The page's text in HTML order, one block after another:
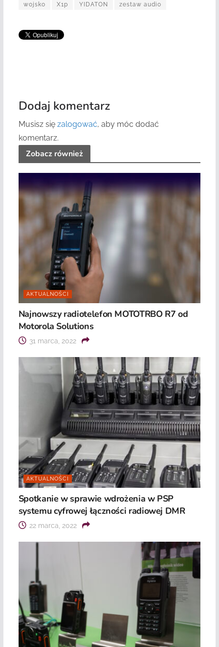
wojsko X1p YIDATON zestaw audio
Dodaj komentarz
Musisz się zalogować, aby móc dodać
komentarz.
Zobacz również
AKTUALNOŚCI
Najnowszy radiotelefon MOTOTRBO R7 od
Motorola Solutions
31 marca, 2022
AKTUALNOŚCI
Spotkanie w sprawie wdrożenia w PSP
systemu cyfrowej łączności radiowej DMR
22 marca, 2022